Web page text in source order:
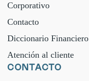
Corporativo
Contacto
Diccionario Financiero
Atención al cliente
CONTACTO